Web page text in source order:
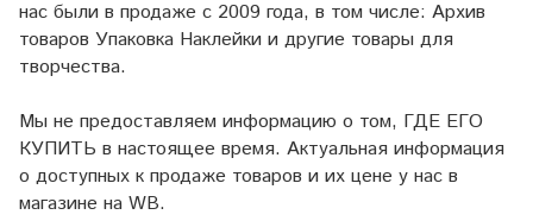
нас были в продаже с 2009 года, в том числе: Архив
товаров Упаковка Наклейки и другие товары для
творчества.
Мы не предоставляем информацию о том, ГДЕ ЕГО
КУПИТЬ в настоящее время. Актуальная информация
о доступных к продаже товаров и их цене у нас в
магазине на WB.